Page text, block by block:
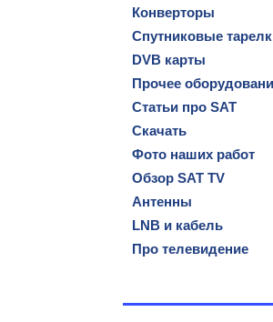
Конверторы
Спутниковые
DVB карты
Прочее
Статьи про SAT
Скачать
Фото наших работ
Обзор SAT TV
Антенны
LNB и кабель
Про телевидение